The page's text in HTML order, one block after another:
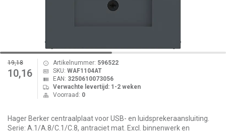
19,18
10,16
Artikelnummer: 596522
SKU: WAF1104AT
EAN: 3250610073056
Verwachte levertijd: 1-2 weken
Voorraad: 0
Hager Berker centraalplaat voor USB- en luidsprekeraansluiting.
Serie: A.1/A.8/C.1/C.8, antraciet mat. Excl. binnenwerk en